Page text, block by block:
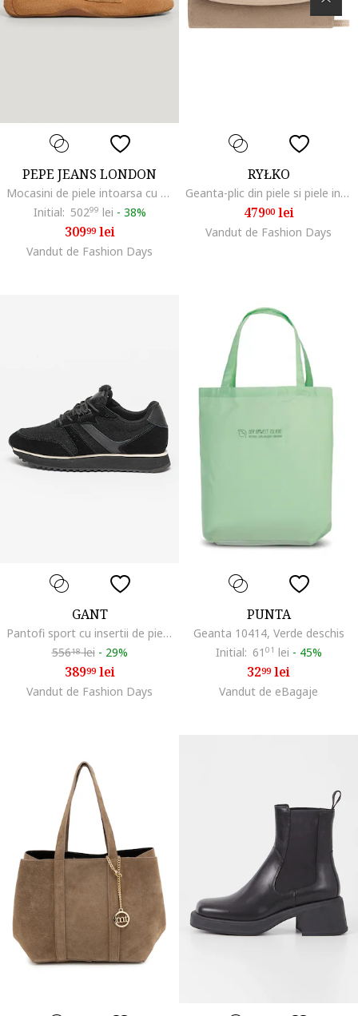
PEPE JEANS LONDON
Mocasini de piele intoarsa cu varf rotund, Maro scortisoara
Initial: 50299 lei - 38%
30999lei
Vandut de Fashion Days
RYŁKO
Geanta-plic din piele si piele intoarsa cu bareta din lant, Bej deschis
47900lei
Vandut de Fashion Days
GANT
Pantofi sport cu insertii de piele intoarsa si fetru, Negru
55618lei - 29%
38999lei
Vandut de Fashion Days
PUNTA
Geanta 10414, Verde deschis
Initial: 61 01 lei - 45%
3299lei
Vandut de eBagaje